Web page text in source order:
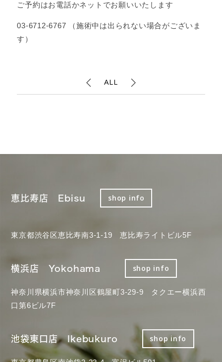
ご予約はお電話かネットでお願いいたします
03-6712-6767 （施術中は出られない場合がございま
す）
ALL
恵比寿店 Ebisu shop info
東京都渋谷区恵比寿南3-1-19 恵比寿ライトビル5F
横浜店 Yokohama shop info
神奈川県横浜市神奈川区鶴屋町3-29-9 タクエー横浜西
口第6ビル7F
池袋東口店 Ikebukuro shop info